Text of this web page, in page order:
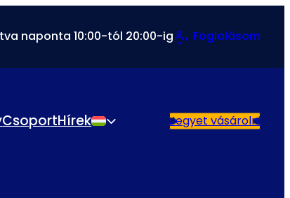
naponta 10:00-tól 20:00-ig Foglalásom
CsoportHírek Magyar Jegyet vásárolni